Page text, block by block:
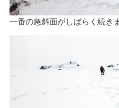
一番の急斜面がしばらく続き